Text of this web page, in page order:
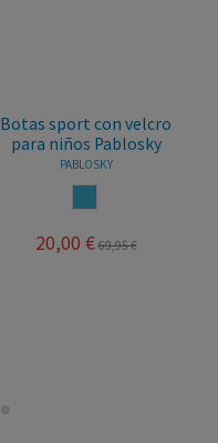
Botas sport con velcro
para niños Pablosky
PABLOSKY
20,00 € 69,95 €